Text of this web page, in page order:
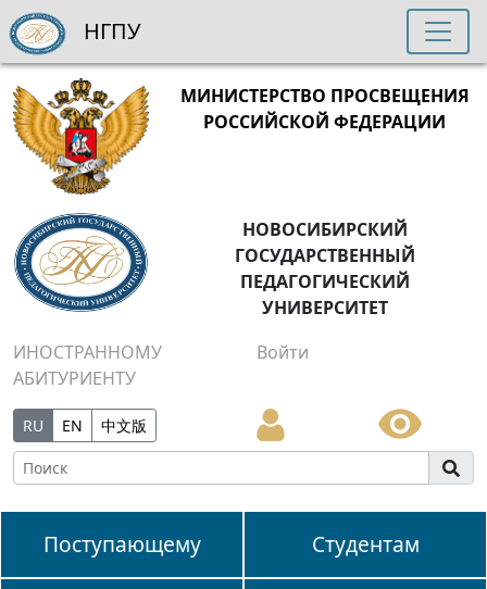
МИНИСТЕРСТВО ПРОСВЕЩЕНИЯ
РОССИЙСКОЙ ФЕДЕРАЦИИ
НОВОСИБИРСКИЙ
ГОСУДАРСТВЕННЫЙ
ПЕДАГОГИЧЕСКИЙ
УНИВЕРСИТЕТ
ИНОСТРАННОМУ
АБИТУРИЕНТУ
Войти
RU EN 中文版
Поступающему Студентам
НГПУ